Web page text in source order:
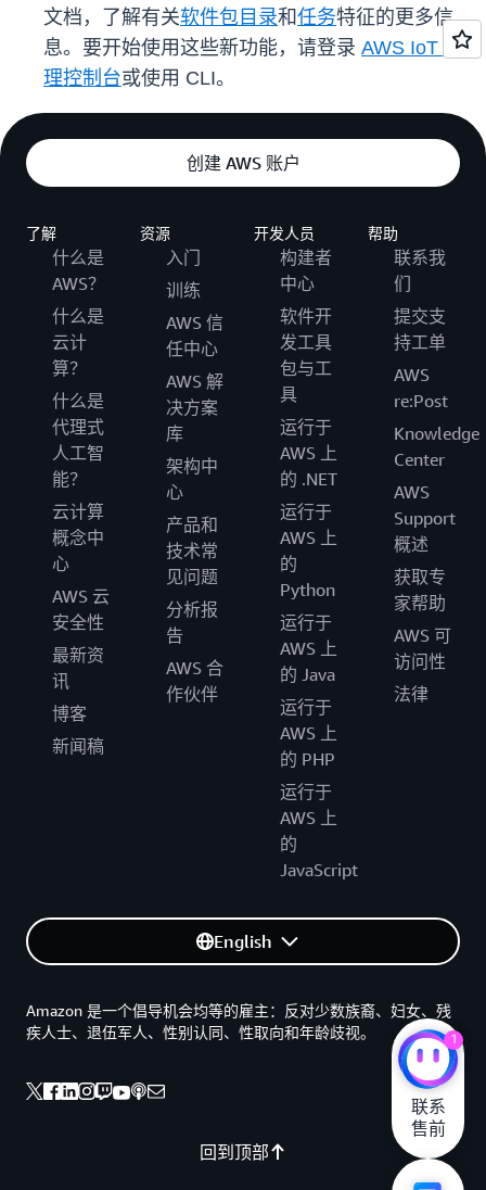
文档，了解有关软件包目录和任务特征的更多信
息。要开始使用这些新功能，请登录 AWS IoT 管
理控制台或使用 CLI。
创建 AWS 账户
了解
什么是
AWS？
什么是
云计
算？
什么是
代理式
人工智
能？
云计算
概念中
心
AWS 云
安全性
最新资
讯
博客
新闻稿
资源
入门
训练
AWS 信
任中心
AWS 解
决方案
库
架构中
心
产品和
技术常
见问题
分析报
告
AWS 合
作伙伴
开发人员
构建者
中心
软件开
发工具
包与工
具
运行于
AWS 上
的 .NET
运行于
AWS 上
的
Python
运行于
AWS 上
的 Java
运行于
AWS 上
的 PHP
运行于
AWS 上
的
JavaScript
帮助
联系我
们
提交支
持工单
AWS
re:Post
Knowledge
Center
AWS
Support
概述
获取专
家帮助
AWS 可
访问性
法律
English
回到顶部
Amazon 是一个倡导机会均等的雇主：反对少数族裔、妇女、残
疾人士、退伍军人、性别认同、性取向和年龄歧视。
1
联系
售前